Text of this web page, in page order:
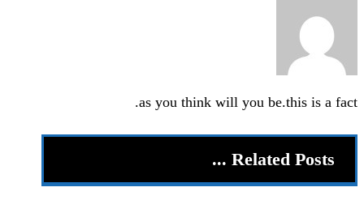
as you think will you be.this is a fact.
Related Posts ...